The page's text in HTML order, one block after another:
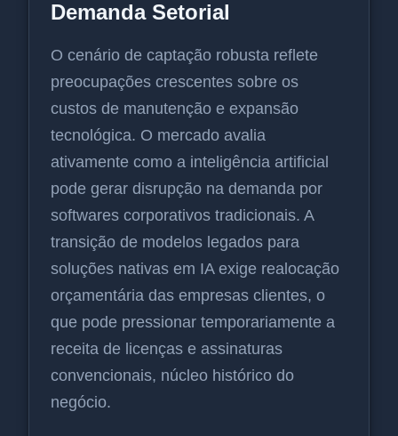
Demanda Setorial
O cenário de captação robusta reflete
preocupações crescentes sobre os
custos de manutenção e expansão
tecnológica. O mercado avalia
ativamente como a inteligência artificial
pode gerar disrupção na demanda por
softwares corporativos tradicionais. A
transição de modelos legados para
soluções nativas em IA exige realocação
orçamentária das empresas clientes, o
que pode pressionar temporariamente a
receita de licenças e assinaturas
convencionais, núcleo histórico do
negócio.